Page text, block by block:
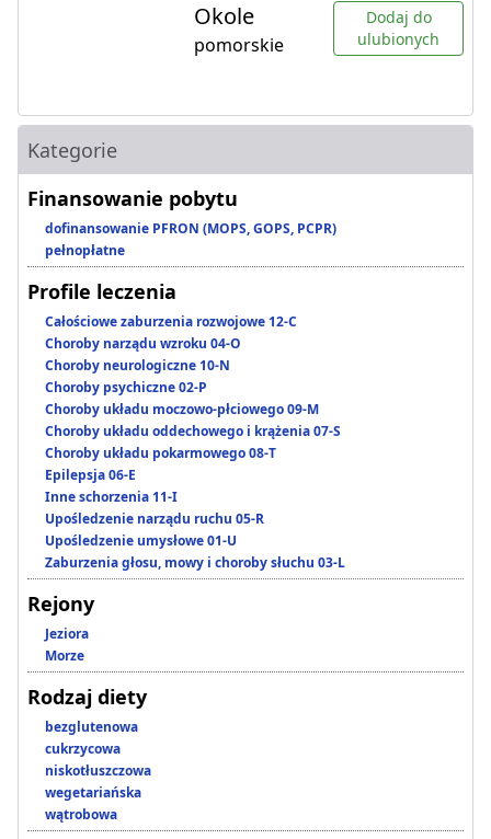
Okole
pomorskie
Dodaj do
ulubionych
Kategorie
Finansowanie pobytu
dofinansowanie PFRON (MOPS, GOPS, PCPR)
pełnopłatne
Profile leczenia
Całościowe zaburzenia rozwojowe 12-C
Choroby narządu wzroku 04-O
Choroby neurologiczne 10-N
Choroby psychiczne 02-P
Choroby układu moczowo-płciowego 09-M
Choroby układu oddechowego i krążenia 07-S
Choroby układu pokarmowego 08-T
Epilepsja 06-E
Inne schorzenia 11-I
Upośledzenie narządu ruchu 05-R
Upośledzenie umysłowe 01-U
Zaburzenia głosu, mowy i choroby słuchu 03-L
Rejony
Jeziora
Morze
Rodzaj diety
bezglutenowa
cukrzycowa
niskotłuszczowa
wegetariańska
wątrobowa